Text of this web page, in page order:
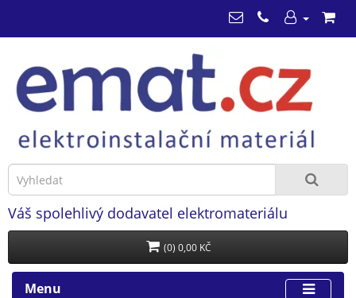
Váš spolehlivý dodavatel elektromateriálu
(0) 0,00 KČ
Menu